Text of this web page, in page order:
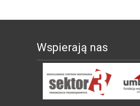
Wspierają nas